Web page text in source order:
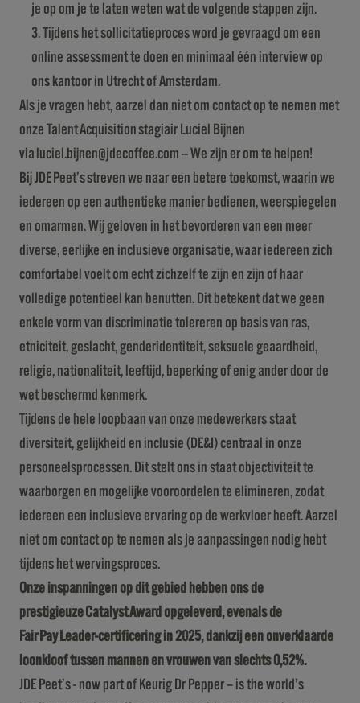
je op om je te laten weten wat de volgende stappen zijn.
Tijdens het sollicitatieproces word je gevraagd om een
online assessment te doen en minimaal één interview op
ons kantoor in Utrecht of Amsterdam.
Als je vragen hebt, aarzel dan niet om contact op te nemen met
onze Talent Acquisition stagiair Luciel Bijnen
via luciel.bijnen@jdecoffee.com -- We zijn er om te helpen!
Bij JDE Peet’s streven we naar een betere toekomst, waarin we
iedereen op een authentieke manier bedienen, weerspiegelen
en omarmen. Wij geloven in het bevorderen van een meer
diverse, eerlijke en inclusieve organisatie, waar iedereen zich
comfortabel voelt om echt zichzelf te zijn en zijn of haar
volledige potentieel kan benutten. Dit betekent dat we geen
enkele vorm van discriminatie tolereren op basis van ras,
etniciteit, geslacht, genderidentiteit, seksuele geaardheid,
religie, nationaliteit, leeftijd, beperking of enig ander door de
wet beschermd kenmerk.
Tijdens de hele loopbaan van onze medewerkers staat
diversiteit, gelijkheid en inclusie (DE&I) centraal in onze
personeelsprocessen. Dit stelt ons in staat objectiviteit te
waarborgen en mogelijke vooroordelen te elimineren, zodat
iedereen een inclusieve ervaring op de werkvloer heeft. Aarzel
niet om contact op te nemen als je aanpassingen nodig hebt
tijdens het wervingsproces.
Onze inspanningen op dit gebied hebben ons de
prestigieuze Catalyst Award opgeleverd, evenals de
Fair Pay Leader-certificering in 2025, dankzij een onverklaarde
loonkloof tussen mannen en vrouwen van slechts 0,52%.
JDE Peet’s - now part of Keurig Dr Pepper – is the world’s